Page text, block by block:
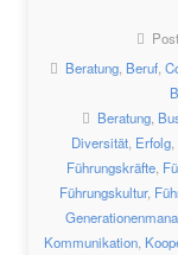
Beratung Beruf
Beratung,
Diversität, Erfolg,
Führungskräfte
Führungskultur,
Kommunikation